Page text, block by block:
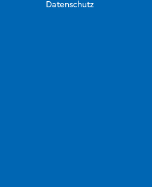
Datenschutz